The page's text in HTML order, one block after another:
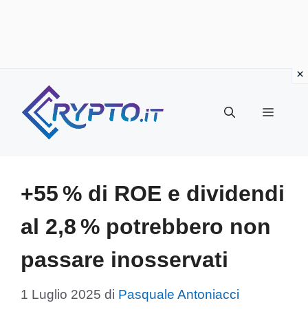
contenuto
Menu
+55 % di ROE e dividendi
al 2,8 % potrebbero non
passare inosservati
1 Luglio 2025 di Pasquale Antoniacci